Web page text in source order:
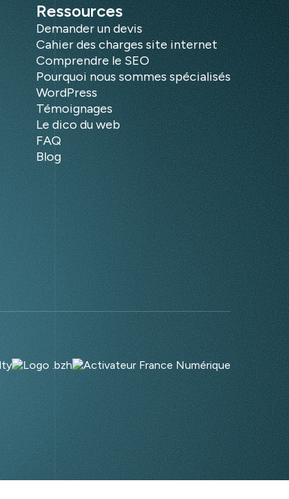
Ressources
Demander un devis
Cahier des charges site internet
Comprendre le SEO
Pourquoi nous sommes spécialisés
WordPress
Témoignages
Le dico du web
FAQ
Blog